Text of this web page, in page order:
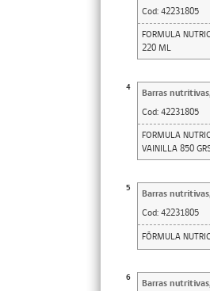
Cod: 42231805
FORMULA
220 ML
4
Barras
Cod: 42231805
FORMULA
VAINILLA 850
5
Barras
Cod: 42231805
FÓRMULA
6
Barras